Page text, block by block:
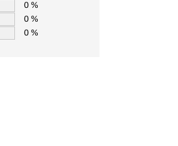
0 %
0 %
0 %